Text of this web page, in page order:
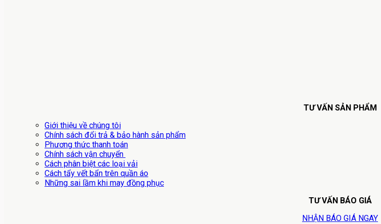
TƯ VẤN SẢN PHẨM
Giới thiệu về chúng tôi
Chính sách đổi trả & bảo hành sản phẩm
Phương thức thanh toán
Chính sách vận chuyển
Cách phân biệt các loại vải
Cách tẩy vết bẩn trên quần áo
Những sai lầm khi may đồng phục
TƯ VẤN BÁO GIÁ
NHẬN BÁO GIÁ NGAY